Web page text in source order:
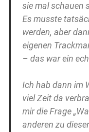
sie mal schauen
Es musste
werden, aber
eigenen
– das war ein
Ich hab dann im
viel Zeit da
mir die Frage
anderen zu